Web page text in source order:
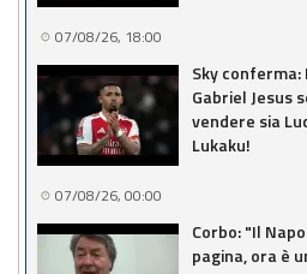
07/08/26, 18:00
Sky conferma:
Gabriel Jesus
vendere sia
Lukaku!
07/08/26, 00:00
Corbo: "Il
pagina, ora è